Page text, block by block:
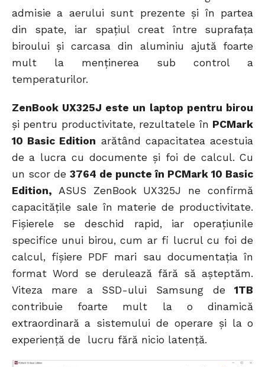
admisie a aerului sunt prezente și în partea
din spate, iar spațiul creat între suprafața
biroului și carcasa din aluminiu ajută foarte
mult la menținerea sub control a
temperaturilor.
ZenBook UX325J este un laptop pentru birou
și pentru productivitate, rezultatele în PCMark
10 Basic Edition arătând capacitatea acestuia
de a lucra cu documente și foi de calcul. Cu
un scor de 3764 de puncte în PCMark 10 Basic
Edition, ASUS ZenBook UX325J ne confirmă
capacitățile sale în materie de productivitate.
Fișierele se deschid rapid, iar operațiunile
specifice unui birou, cum ar fi lucrul cu foi de
calcul, fișiere PDF mari sau documentația în
format Word se derulează fără să așteptăm.
Viteza mare a SSD-ului Samsung de1TB
contribuie foarte mult la o dinamică
extraordinară a sistemului de operare și la o
experiență de lucru fără nicio latență.